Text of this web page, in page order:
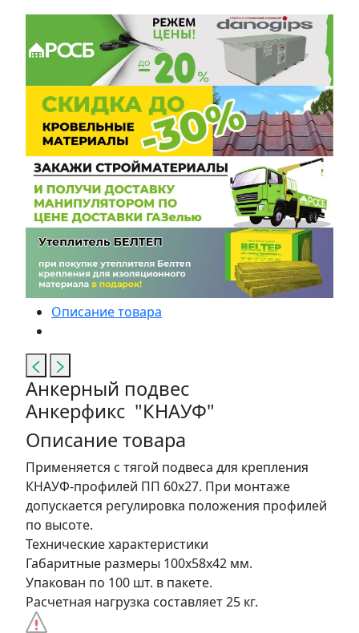
Описание товара
Анкерный подвес
Анкерфикс "КНАУФ"
Описание товара
Применяется с тягой подвеса для крепления
КНАУФ-профилей ПП 60х27. При монтаже
допускается регулировка положения профилей
по высоте.
Технические характеристики
Габаритные размеры 100х58х42 мм.
Упакован по 100 шт. в пакете.
Расчетная нагрузка составляет 25 кг.